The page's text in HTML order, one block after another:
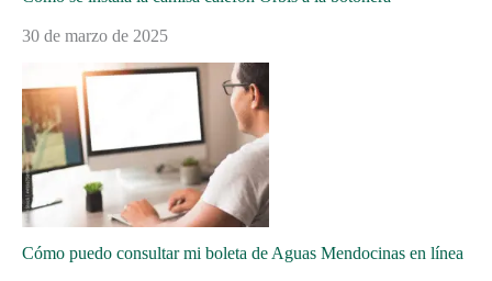
30 de marzo de 2025
Cómo puedo consultar mi boleta de Aguas Mendocinas en línea